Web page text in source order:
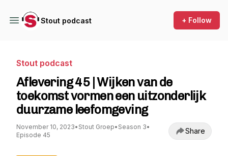
Stout podcast + Follow
Stout podcast
Aflevering 45 | Wijken van de
toekomst vormen een uitzonderlijk
duurzame leefomgeving
November 10, 2023• Stout Groep• Season 3•
Episode 45
Share